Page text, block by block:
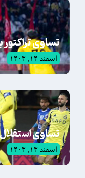
تساوی تراکتور
اسفند ۱۴, ۱۴۰۳
تساوی استقلال
اسفند ۱۳, ۱۴۰۳